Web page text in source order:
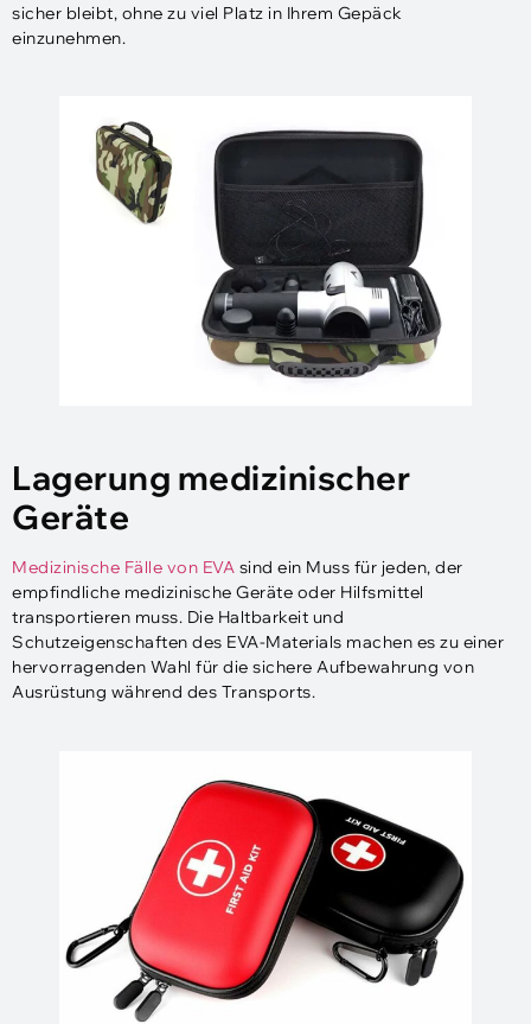
sicher bleibt, ohne zu viel Platz in Ihrem Gepäck
einzunehmen.
Lagerung medizinischer
Geräte
Medizinische Fälle von EVA sind ein Muss für jeden, der
empfindliche medizinische Geräte oder Hilfsmittel
transportieren muss. Die Haltbarkeit und
Schutzeigenschaften des EVA-Materials machen es zu einer
hervorragenden Wahl für die sichere Aufbewahrung von
Ausrüstung während des Transports.